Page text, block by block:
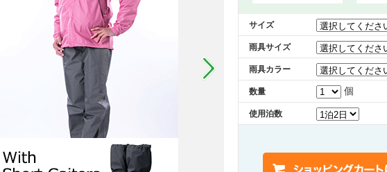
サイズ
雨具サイズ
雨具カラー
数量 個
使用泊数